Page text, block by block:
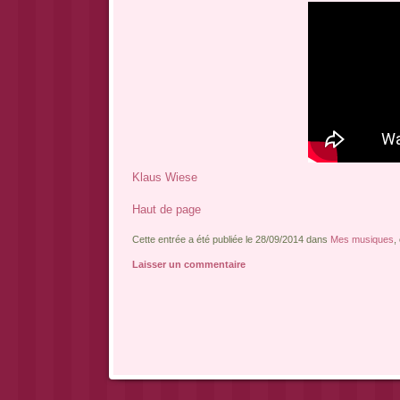
Klaus Wiese
Haut de page
Cette entrée a été publiée le 28/09/2014 dans Mes musiques
Laisser un commentaire
Navigation des articles